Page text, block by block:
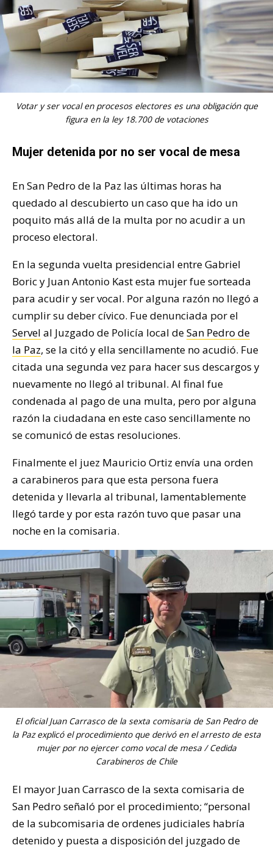
Votar y ser vocal en procesos electores es una obligación que
figura en la ley 18.700 de votaciones
Mujer detenida por no ser vocal de mesa
En San Pedro de la Paz las últimas horas ha
quedado al descubierto un caso que ha ido un
poquito más allá de la multa por no acudir a un
proceso electoral.
En la segunda vuelta presidencial entre Gabriel
Boric y Juan Antonio Kast esta mujer fue sorteada
para acudir y ser vocal. Por alguna razón no llegó a
cumplir su deber cívico. Fue denunciada por el
Servel al Juzgado de Policía local deSan Pedro de
la Paz, se la citó y ella sencillamente no acudió. Fue
citada una segunda vez para hacer sus descargos y
nuevamente no llegó al tribunal. Al final fue
condenada al pago de una multa, pero por alguna
razón la ciudadana en este caso sencillamente no
se comunicó de estas resoluciones.
Finalmente el juez Mauricio Ortiz envía una orden
a carabineros para que esta persona fuera
detenida y llevarla al tribunal, lamentablemente
llegó tarde y por esta razón tuvo que pasar una
noche en la comisaria.
El oficial Juan Carrasco de la sexta comisaria de San Pedro de
la Paz explicó el procedimiento que derivó en el arresto de esta
mujer por no ejercer como vocal de mesa / Cedida
Carabineros de Chile
El mayor Juan Carrasco de la sexta comisaria de
San Pedro señaló por el procedimiento; “personal
de la subcomisaria de ordenes judiciales habría
detenido y puesta a disposición del juzgado de